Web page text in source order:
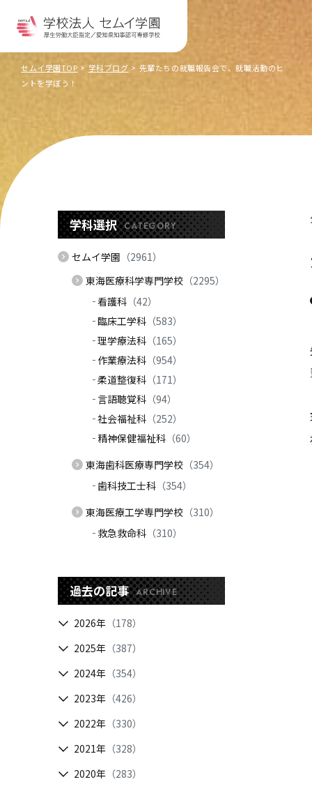
セムイ学園TOP 学科ブログ
先輩たちの就職報告会で、就職活動のヒ
ントを学ぼう！
学科選択 CATEGORY
セムイ学園 （2961）
東海医療科学専門学校 （2295）
看護科 （42）
臨床工学科 （583）
理学療法科 （165）
作業療法科 （954）
柔道整復科 （171）
言語聴覚科 （94）
社会福祉科 （252）
精神保健福祉科 （60）
東海歯科医療専門学校 （354）
歯科技工士科 （354）
東海医療工学専門学校 （310）
救急救命科 （310）
過去の記事 ARCHIVE
2026年 （178）
2025年 （387）
2024年 （354）
2023年 （426）
2022年 （330）
2021年 （328）
2020年 （283）